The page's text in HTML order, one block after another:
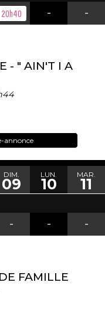
20h40 - -
- " AIN'T I A
annonce
DIM.
09
LUN.
10
MAR.
11
- - -
FAMILLE